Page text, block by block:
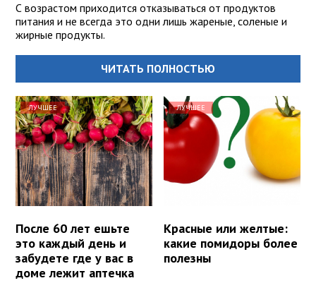
С возрастом приходится отказываться от продуктов
питания и не всегда это одни лишь жареные, соленые и
жирные продукты.
ЧИТАТЬ ПОЛНОСТЬЮ
ЛУЧШЕЕ
После 60 лет ешьте
это каждый день и
забудете где у вас в
доме лежит аптечка
ЛУЧШЕЕ
Красные или желтые:
какие помидоры более
полезны